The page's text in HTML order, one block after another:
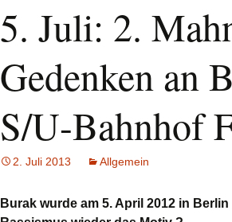
5. Juli: 2.
Gedenken an
S/U-Bahnhof
2. Juli 2013 Allgemein
Burak wurde am 5. April 2012 in